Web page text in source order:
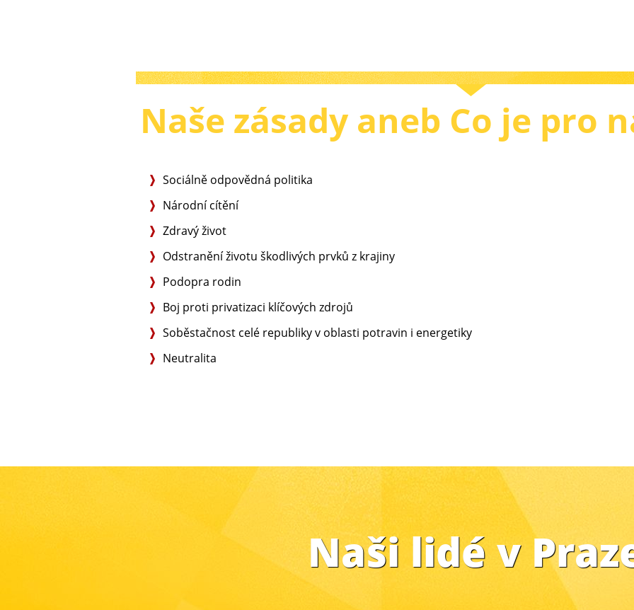
Naše zásady aneb Co je pro
Sociálně odpovědná politika
Národní cítění
Zdravý život
Odstranění životu škodlivých prvků z krajiny
Podopra rodin
Boj proti privatizaci klíčových zdrojů
Soběstačnost celé republiky v oblasti potravin i energetiky
Neutralita
Naši lidé v